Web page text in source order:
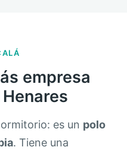
empresa
es un polo
. Tiene una